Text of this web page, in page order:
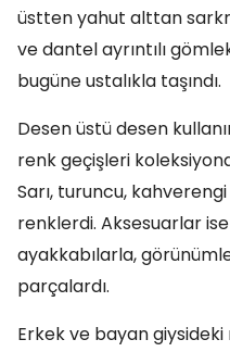
üstten yahut alttan
ve dantel ayrıntılı
bugüne ustalıkla taşındı.
Desen üstü desen
renk geçişleri
Sarı, turuncu,
renklerdi. Aksesuarlar
ayakkabılarla,
parçalardı.
Erkek ve bayan